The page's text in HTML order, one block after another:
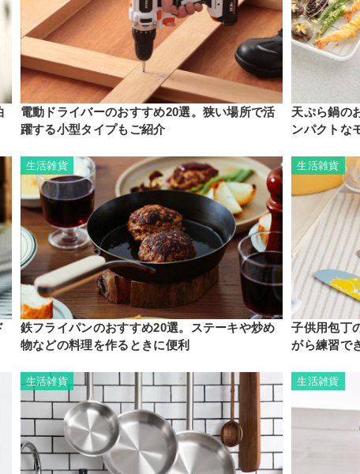
電動ドライバーのおすすめ20選。狭い場所で活
躍する小型タイプもご紹介
天ぷら鍋の
ンパクトな
生活雑貨
鉄フライパンのおすすめ20選。ステーキや炒め
物などの料理を作るときに便利
生活雑貨
子供用包丁
がら練習で
生活雑貨 生活雑貨